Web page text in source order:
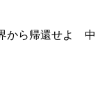
から帰還せよ 中